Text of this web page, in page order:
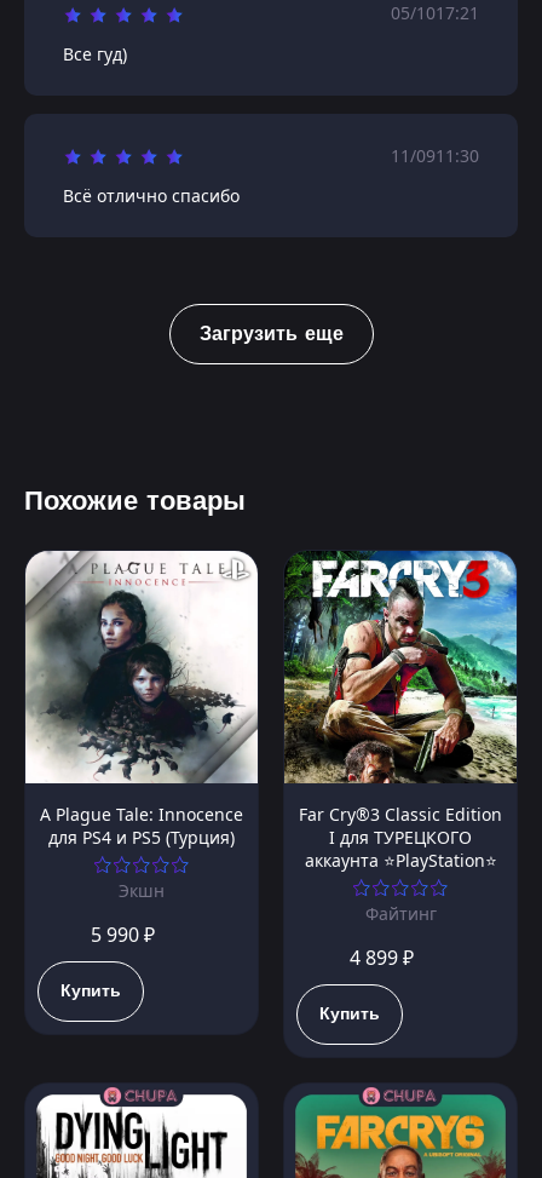
05/1017:21
Все гуд)
11/0911:30
Всё отлично спасибо
Загрузить еще
Похожие товары
A Plague Tale: Innocence
для PS4 и PS5 (Турция)
Экшн
5 990 ₽
Купить
Far Cry®3 Classic Edition
I для ТУРЕЦКОГО
аккаунта ⭐PlayStation⭐
Файтинг
4 899 ₽
Купить